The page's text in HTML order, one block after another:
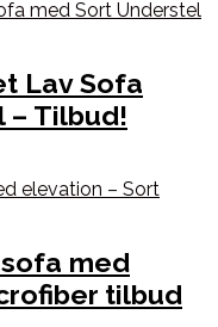
Lav Sofa
– Tilbud!
med
tilbud